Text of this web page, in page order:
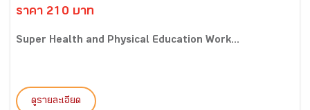
ราคา 210 บาท
Super Health and Physical Education Work...
ดูรายละเอียด